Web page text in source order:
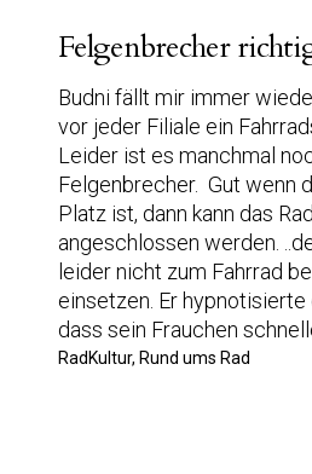
Felgenbrecher
Budni fällt mir immer
vor jeder Filiale ein
Leider ist es manchmal
Felgenbrecher. Gut wenn
Platz ist, dann kann das
angeschlossen werden.
leider nicht zum Fahrrad
einsetzen. Er hypnotisierte
dass sein Frauchen
RadKultur, Rund ums Rad